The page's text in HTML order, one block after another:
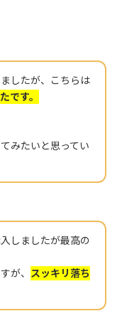
したが、こちらは
です。
みたいと思ってい
しましたが最高の
が、 スッキリ落ち